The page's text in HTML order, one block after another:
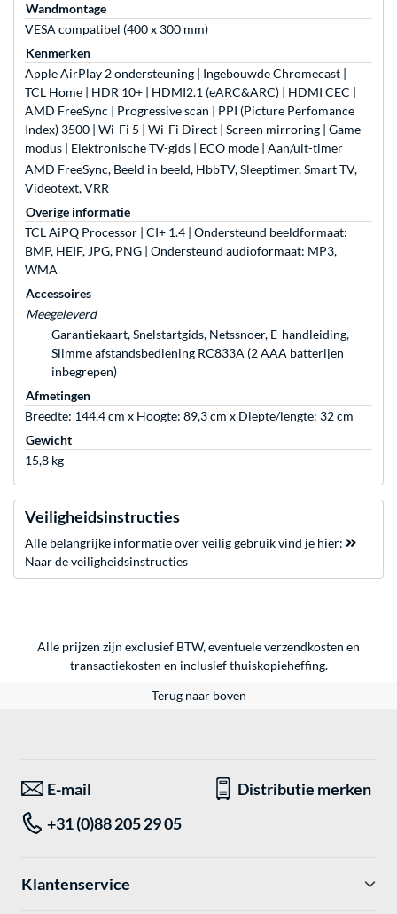
Wandmontage
VESA compatibel (400 x 300 mm)
Kenmerken
Apple AirPlay 2 ondersteuning | Ingebouwde Chromecast |
TCL Home | HDR 10+ | HDMI2.1 (eARC&ARC) | HDMI CEC |
AMD FreeSync | Progressive scan | PPI (Picture Perfomance
Index) 3500 | Wi-Fi 5 | Wi-Fi Direct | Screen mirroring | Game
modus | Elektronische TV-gids | ECO mode | Aan/uit-timer
AMD FreeSync, Beeld in beeld, HbbTV, Sleeptimer, Smart TV,
Videotext, VRR
Overige informatie
TCL AiPQ Processor | CI+ 1.4 | Ondersteund beeldformaat:
BMP, HEIF, JPG, PNG | Ondersteund audioformaat: MP3,
WMA
Accessoires
Meegeleverd
Garantiekaart, Snelstartgids, Netssnoer, E-handleiding,
Slimme afstandsbediening RC833A (2 AAA batterijen
inbegrepen)
Afmetingen
Breedte: 144,4 cm x Hoogte: 89,3 cm x Diepte/lengte: 32 cm
Gewicht
15,8 kg
Veiligheidsinstructies
Alle belangrijke informatie over veilig gebruik vind je hier:
Naar de veiligheidsinstructies
Alle prijzen zijn exclusief BTW, eventuele verzendkosten en
transactiekosten en inclusief thuiskopieheffing.
Terug naar boven
E-mail
Distributie merken
+31 (0)88 205 29 05
Klantenservice